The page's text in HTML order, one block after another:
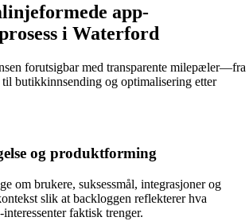
app-
i Waterford
forutsigbar med transparente milepæler—fra
butikkinnsending og optimalisering etter
og produktforming
om brukere, suksessmål, integrasjoner og
slik at backloggen reflekterer hva
faktisk trenger.